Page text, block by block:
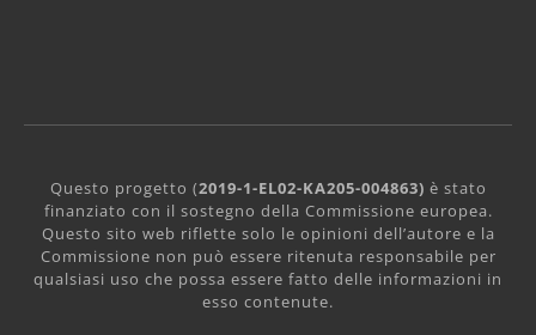
Questo progetto (2019-1-EL02-KA205-004863) è stato
finanziato con il sostegno della Commissione europea.
Questo sito web riflette solo le opinioni dell’autore e la
Commissione non può essere ritenuta responsabile per
qualsiasi uso che possa essere fatto delle informazioni in
esso contenute.